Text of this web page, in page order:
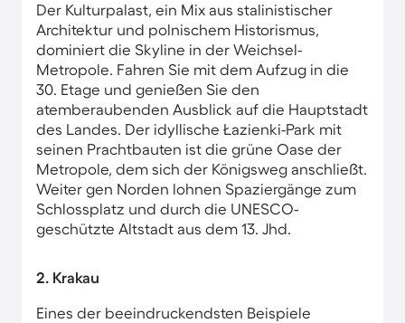
Der Kulturpalast, ein Mix aus stalinistischer
Architektur und polnischem Historismus,
dominiert die Skyline in der Weichsel-
Metropole. Fahren Sie mit dem Aufzug in die
30. Etage und genießen Sie den
atemberaubenden Ausblick auf die Hauptstadt
des Landes. Der idyllische Łazienki-Park mit
seinen Prachtbauten ist die grüne Oase der
Metropole, dem sich der Königsweg anschließt.
Weiter gen Norden lohnen Spaziergänge zum
Schlossplatz und durch die UNESCO-
geschützte Altstadt aus dem 13. Jhd.
2. Krakau
Eines der beeindruckendsten Beispiele